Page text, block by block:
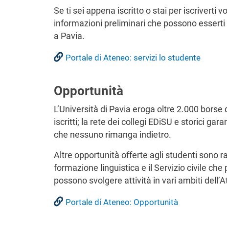
Se ti sei appena iscritto o stai per iscriverti
informazioni preliminari che possono
a Pavia.
Portale di Ateneo: servizi lo studente
Opportunità
L’Università di Pavia eroga oltre 2.000
iscritti; la rete dei collegi EDiSU e storici
che nessuno rimanga indietro.
Altre opportunità offerte agli studenti sono
formazione linguistica e il Servizio civile
possono svolgere attività in vari ambiti
Portale di Ateneo: Opportunità